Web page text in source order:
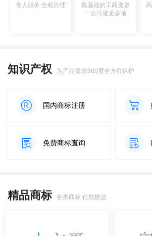
专人服务 全程办理
最基础的工商变更
一次可变更多项
知识产权 为产品提供360度全方位保护
国内商标注册
免费商标查询
精品商标 各类商标 任您挑选